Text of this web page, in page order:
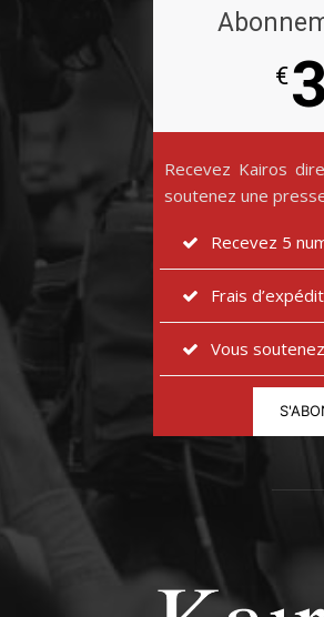
€
Recevez Kairos
soutenez une
Recevez 5
Frais
Vous